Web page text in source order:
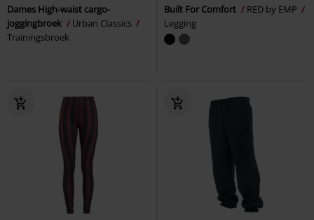
Dames High-waist cargo-
joggingbroek
Urban Classics
Trainingsbroek
Built For Comfort
RED by EMP
Legging